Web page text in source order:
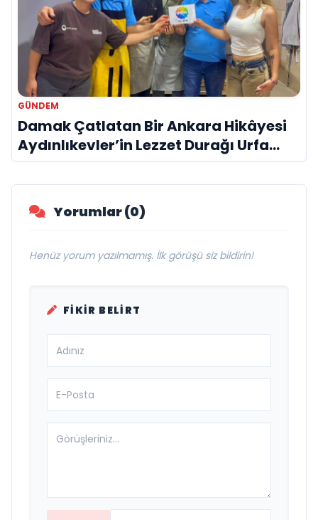
GÜNDEM
Damak Çatlatan Bir Ankara Hikâyesi
Aydınlıkevler’in Lezzet Durağı Urfa
Damak
Yorumlar (0)
Henüz yorum yazılmamış. İlk görüşü siz bildirin!
FIKIR BELIRT